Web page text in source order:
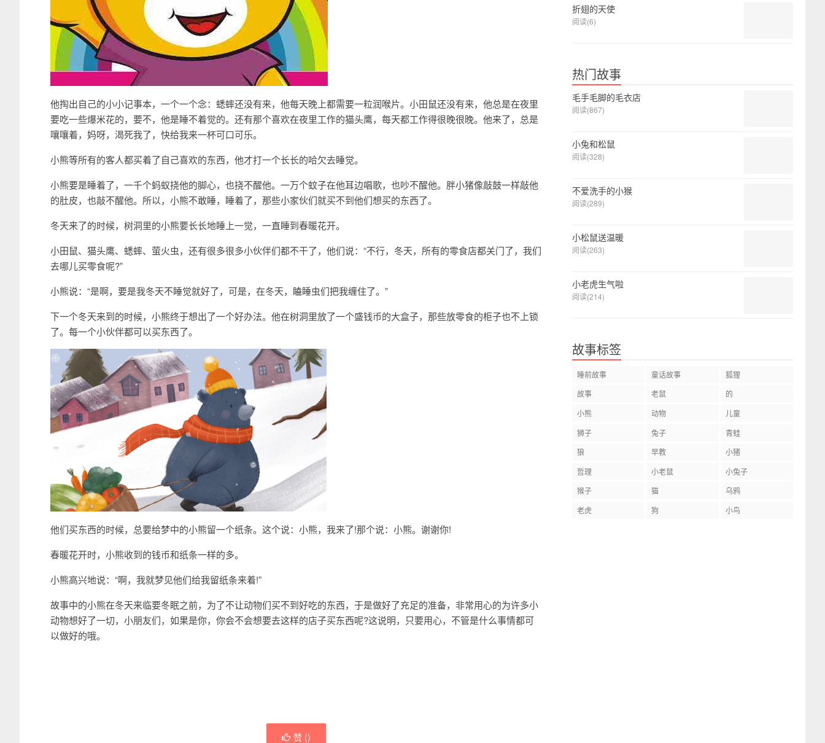
他掏出自己的小小记事本，一个一个念：蟋蟀还没有来，他每天晚上都需要一粒润喉片。小田鼠还没有来，他总是在夜里
要吃一些爆米花的，要不，他是睡不着觉的。还有那个喜欢在夜里工作的猫头鹰，每天都工作得很晚很晚。他来了，总是
嚷嚷着，妈呀，渴死我了，快给我来一杯可口可乐。
小熊等所有的客人都买着了自己喜欢的东西，他才打一个长长的哈欠去睡觉。
小熊要是睡着了，一千个蚂蚁挠他的脚心，也挠不醒他。一万个蚊子在他耳边唱歌，也吵不醒他。胖小猪像敲鼓一样敲他
的肚皮，也敲不醒他。所以，小熊不敢睡，睡着了，那些小家伙们就买不到他们想买的东西了。
冬天来了的时候，树洞里的小熊要长长地睡上一觉，一直睡到春暖花开。
小田鼠、猫头鹰、蟋蟀、萤火虫，还有很多很多小伙伴们都不干了，他们说：“不行，冬天，所有的零食店都关门了，我们
去哪儿买零食呢?”
小熊说：“是啊，要是我冬天不睡觉就好了，可是，在冬天，瞌睡虫们把我缠住了。”
下一个冬天来到的时候，小熊终于想出了一个好办法。他在树洞里放了一个盛钱币的大盒子，那些放零食的柜子也不上锁
了。每一个小伙伴都可以买东西了。
他们买东西的时候，总要给梦中的小熊留一个纸条。这个说：小熊，我来了!那个说：小熊。谢谢你!
春暖花开时，小熊收到的钱币和纸条一样的多。
小熊高兴地说：“啊，我就梦见他们给我留纸条来着!”
故事中的小熊在冬天来临要冬眠之前，为了不让动物们买不到好吃的东西，于是做好了充足的准备，非常用心的为许多小
动物想好了一切，小朋友们，如果是你，你会不会想要去这样的店子买东西呢?这说明，只要用心，不管是什么事情都可
以做好的哦。
赞 ()
折翅的天使
阅读(6)
热门故事
毛手毛脚的毛衣店
阅读(867)
小兔和松鼠
阅读(328)
不爱洗手的小猴
阅读(289)
小松鼠送温暖
阅读(263)
小老虎生气啦
阅读(214)
故事标签
睡前故事 童话故事
狐狸
故事
老鼠
的
小熊
动物
儿童
狮子
兔子
青蛙
狼
早教
小猪
哲理
小老鼠
小兔子
猴子
猫
乌鸦
老虎
狗 小鸟